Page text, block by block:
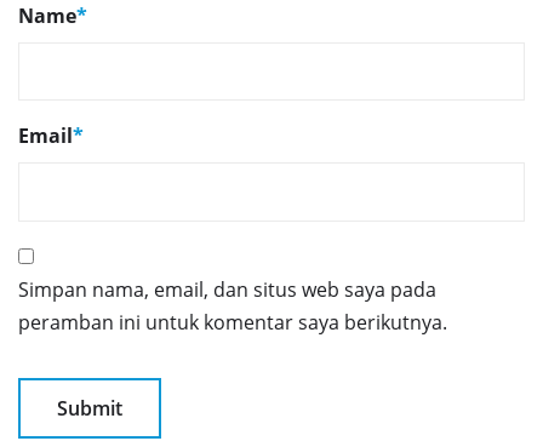
Name*
Email*
Simpan nama, email, dan situs web saya pada
peramban ini untuk komentar saya berikutnya.